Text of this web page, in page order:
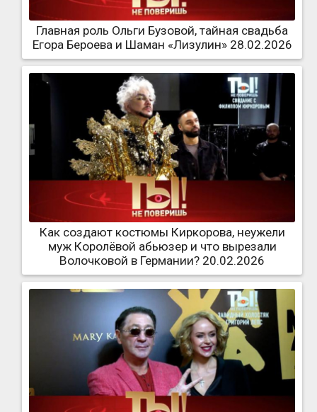
Главная роль Ольги Бузовой, тайная свадьба
Егора Бероева и Шаман «Лизулин» 28.02.2026
Как создают костюмы Киркорова, неужели
муж Королёвой абьюзер и что вырезали
Волочковой в Германии? 20.02.2026